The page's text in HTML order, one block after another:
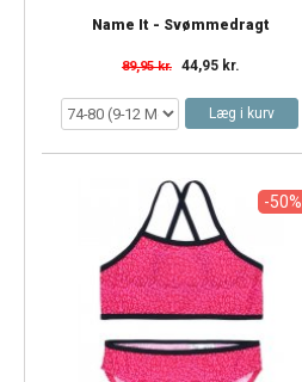
Name It - Svømmedragt
89,95 kr. 44,95 kr.
Læg i kurv
-50%